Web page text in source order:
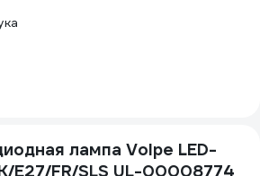
лампа Volpe LED-
FR/SLS UL-00008774